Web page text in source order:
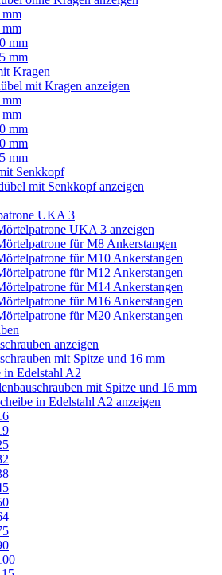
mm
mm
mm
Kragen
mit Kragen anzeigen
mm
mm
mm
mm
Senkkopf
mit Senkkopf anzeigen
UKA 3
UKA 3 anzeigen
für M8 Ankerstangen
für M10 Ankerstangen
für M12 Ankerstangen
für M14 Ankerstangen
für M16 Ankerstangen
für M20 Ankerstangen
anzeigen
mit Spitze und 16 mm
in Edelstahl A2
mit Spitze und 16 mm
in Edelstahl A2 anzeigen